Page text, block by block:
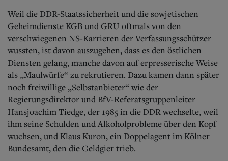
Weil die DDR-Staatssicherheit und die sowjetischen
Geheimdienste KGB und GRU oftmals von den
verschwiegenen NS-Karrieren der Verfassungsschützer
wussten, ist davon auszugehen, dass es den östlichen
Diensten gelang, manche davon auf erpresserische Weise
als „Maulwürfe“ zu rekrutieren. Dazu kamen dann später
noch freiwillige „Selbstanbieter“ wie der
Regierungsdirektor und BfV-Referatsgruppenleiter
Hansjoachim Tiedge, der 1985 in die DDR wechselte, weil
ihm seine Schulden und Alkoholprobleme über den Kopf
wuchsen, und Klaus Kuron, ein Doppelagent im Kölner
Bundesamt, den die Geldgier trieb.